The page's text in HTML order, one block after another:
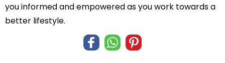
you informed and empowered as you work towards a
better lifestyle.